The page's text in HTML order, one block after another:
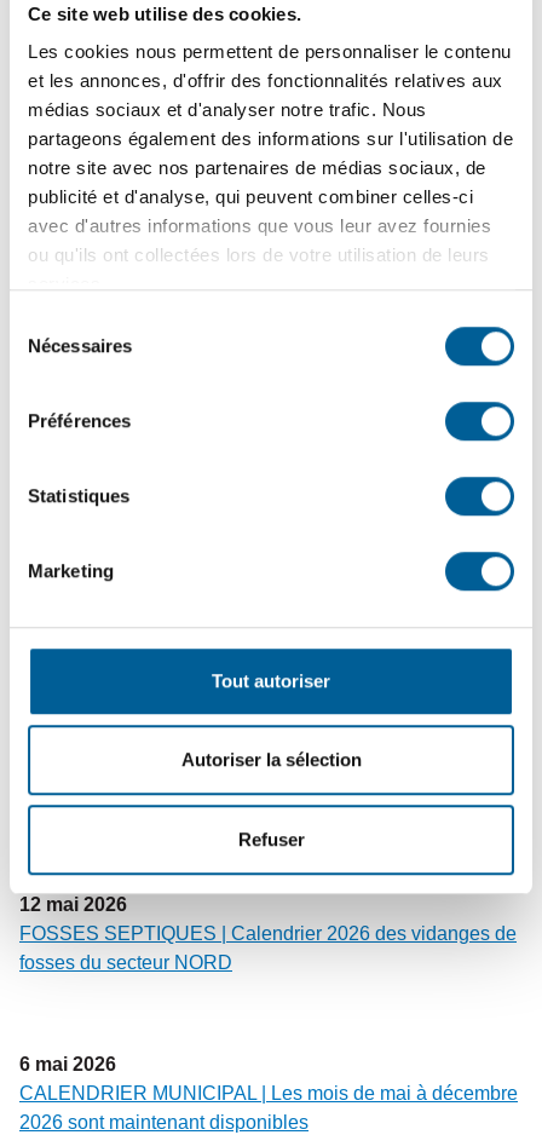
Ce site web utilise des cookies.
Les cookies nous permettent de personnaliser le contenu
et les annonces, d'offrir des fonctionnalités relatives aux
médias sociaux et d'analyser notre trafic. Nous
partageons également des informations sur l'utilisation de
notre site avec nos partenaires de médias sociaux, de
publicité et d'analyse, qui peuvent combiner celles-ci
avec d'autres informations que vous leur avez fournies
ou qu'ils ont collectées lors de votre utilisation de leurs
Nécessaires
Préférences
Statistiques
Marketing
Tout autoriser
Autoriser la sélection
Refuser
10 juin 2026
FINANCES MUNICIPALES | Dépôt du rapport financier
2025 et de l’état de situation financière 2026
2 juin 2026
COLLECTES – Changement de vocation du bac brun |
Dates à retenir avant la transition du bac brun vers les
résidus verts
de vos responsabilités légales et civiques pour une
DÉCHETS MAL DISPOSÉS – Conteneurs | Quand les
DÉPLOIEMENT DES SACS MAUVES | Vous n’avez pas
reçu vos rouleaux de sacs ? Faites-nous signe !
12 mai 2026
FOSSES SEPTIQUES | Calendrier 2026 des vidanges de
fosses du secteur NORD
6 mai 2026
CALENDRIER MUNICIPAL | Les mois de mai à décembre
2026 sont maintenant disponibles